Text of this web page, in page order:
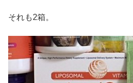
それも2箱。